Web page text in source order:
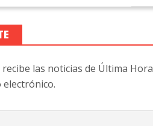
las noticias de Última Hora